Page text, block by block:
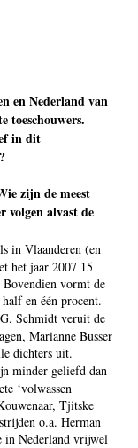
en Nederland van
toeschouwers.
in dit
zijn de meest
alvast de
in Vlaanderen (en
het jaar 2007 15
vormt de
en één procent.
Schmidt veruit de
Marianne Busser
dichters uit.
minder geliefd dan
‘volwassen
Tjitske
o.a. Herman
in Nederland vrijwel